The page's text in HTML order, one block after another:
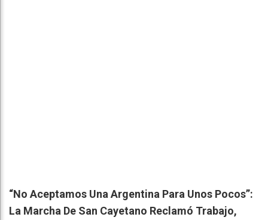
“No Aceptamos Una Argentina Para Unos Pocos”:
La Marcha De San Cayetano Reclamó Trabajo,